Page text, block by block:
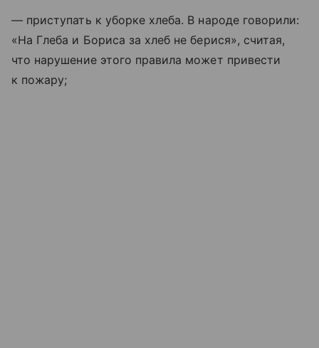
— приступать к уборке хлеба. В народе говорили:
«На Глеба и Бориса за хлеб не берися», считая,
что нарушение этого правила может привести
к пожару;